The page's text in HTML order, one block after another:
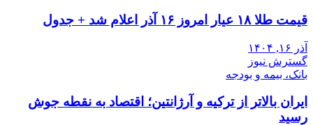
قیمت طلا ۱۸ عیار امروز ۱۶ آذر اعلام شد + جدول
آذر ۱۶, ۱۴۰۴
گسترش نیوز
بانک، بیمه و بودجه
ایران بالاتر از ترکیه و آرژانتین؛ اقتصاد به نقطه جوش
رسید